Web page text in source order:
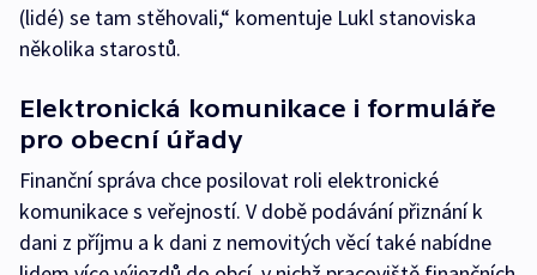
(lidé) se tam stěhovali,“ komentuje Lukl stanoviska
několika starostů.
Elektronická komunikace i formuláře
pro obecní úřady
Finanční správa chce posilovat roli elektronické
komunikace s veřejností. V době podávání přiznání k
dani z příjmu a k dani z nemovitých věcí také nabídne